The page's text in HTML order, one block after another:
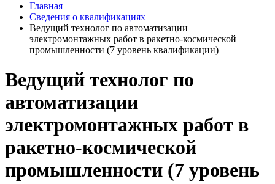
Главная
Сведения о квалификациях
Ведущий технолог по автоматизации
электромонтажных работ в ракетно-космической
промышленности (7 уровень квалификации)
Ведущий технолог по
автоматизации
электромонтажных работ в
ракетно-космической
промышленности (7 уровень